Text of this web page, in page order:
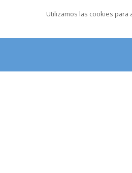
Utilizamos las cookies